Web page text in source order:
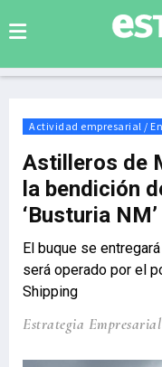
Actividad empresarial /
Astilleros de
la bendición
‘Busturia
El buque se
será operado por el
Shipping
Estrategia Empresarial